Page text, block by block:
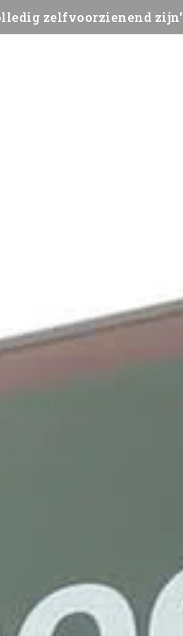
zelfvoorzienend zijn'